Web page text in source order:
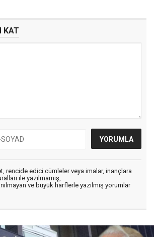
KAT
rencide edici cümleler veya imalar, inançlara
ile yazılmamış,
ve büyük harflerle yazılmış yorumlar